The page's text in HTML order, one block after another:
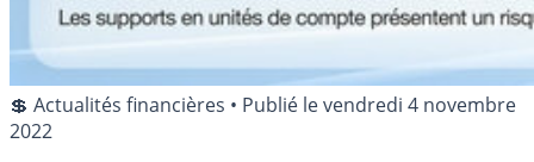
💲 Actualités financières • Publié levendredi 4 novembre
2022